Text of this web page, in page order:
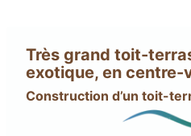
Très grand toit-
exotique, en centre-
Construction d’un toit-